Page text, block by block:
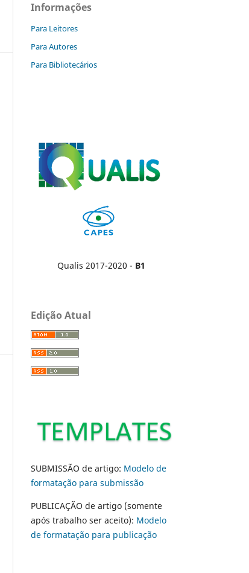
Informações
Para Leitores
Para Autores
Para Bibliotecários
Qualis 2017-2020 - B1
Edição Atual
SUBMISSÃO de artigo: Modelo de
formatação para submissão
PUBLICAÇÃO de artigo (somente
após trabalho ser aceito): Modelo
de formatação para publicação